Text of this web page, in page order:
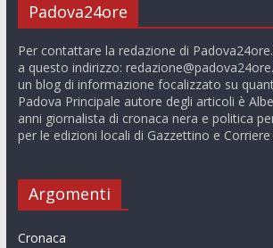
Padova24ore
Per contattare la redazione di
a questo indirizzo:
un blog di informazione focalizzato su
Padova Principale autore degli articoli è
anni giornalista di cronaca nera e politica
per le edizioni locali di Gazzettino e
Argomenti
Cronaca